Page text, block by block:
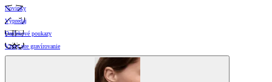
Novinky
Výpredaj
Darčekové poukazy
Vzory pre gravírovanie